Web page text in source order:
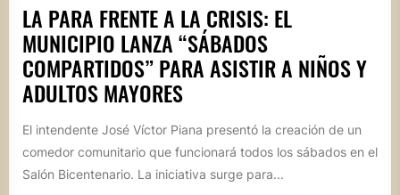
LA PARA FRENTE A LA CRISIS: EL
MUNICIPIO LANZA “SÁBADOS
COMPARTIDOS” PARA ASISTIR A NIÑOS Y
ADULTOS MAYORES
El intendente José Víctor Piana presentó la creación de un
comedor comunitario que funcionará todos los sábados en el
Salón Bicentenario. La iniciativa surge para...